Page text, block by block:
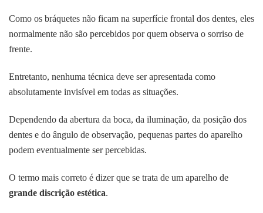
Como os bráquetes não ficam na superfície frontal dos dentes, eles
normalmente não são percebidos por quem observa o sorriso de
frente.
Entretanto, nenhuma técnica deve ser apresentada como
absolutamente invisível em todas as situações.
Dependendo da abertura da boca, da iluminação, da posição dos
dentes e do ângulo de observação, pequenas partes do aparelho
podem eventualmente ser percebidas.
O termo mais correto é dizer que se trata de um aparelho de
grande discrição estética.